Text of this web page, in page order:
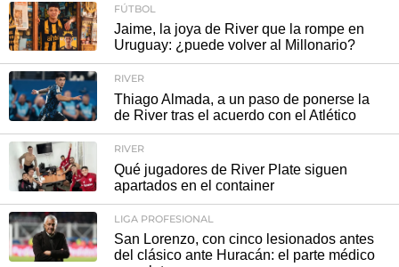
FÚTBOL
Jaime, la joya de River que la rompe en
Uruguay: ¿puede volver al Millonario?
RIVER
Thiago Almada, a un paso de ponerse la
de River tras el acuerdo con el Atlético
RIVER
Qué jugadores de River Plate siguen
apartados en el container
LIGA PROFESIONAL
San Lorenzo, con cinco lesionados antes
del clásico ante Huracán: el parte médico